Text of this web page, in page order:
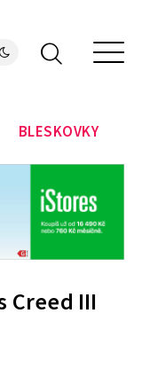
BLESKOVKY
Creed III